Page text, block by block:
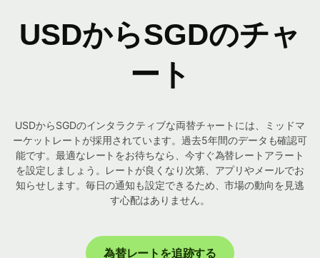
USDからSGDのチャ
ート
USDからSGDのインタラクティブな両替チャートには、ミッドマ
ーケットレートが採用されています。過去5年間のデータも確認可
能です。最適なレートをお待ちなら、今すぐ為替レートアラート
を設定しましょう。レートが良くなり次第、アプリやメールでお
知らせします。毎日の通知も設定できるため、市場の動向を見逃
す心配はありません。
為替レートを追跡する